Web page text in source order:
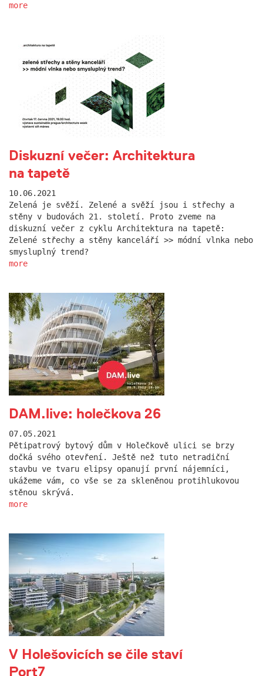
more
Diskuzní večer: Architektura
na tapetě
10.06.2021
Zelená je svěží. Zelené a svěží jsou i střechy a
stěny v budovách 21. století. Proto zveme na
diskuzní večer z cyklu Architektura na tapetě:
Zelené střechy a stěny kanceláří >> módní vlnka nebo
smysluplný trend?
more
DAM.live: holečkova 26
07.05.2021
Pětipatrový bytový dům v Holečkově ulici se brzy
dočká svého otevření. Ještě než tuto netradiční
stavbu ve tvaru elipsy opanují první nájemníci,
ukážeme vám, co vše se za skleněnou protihlukovou
stěnou skrývá.
more
V Holešovicích se čile staví
Port7